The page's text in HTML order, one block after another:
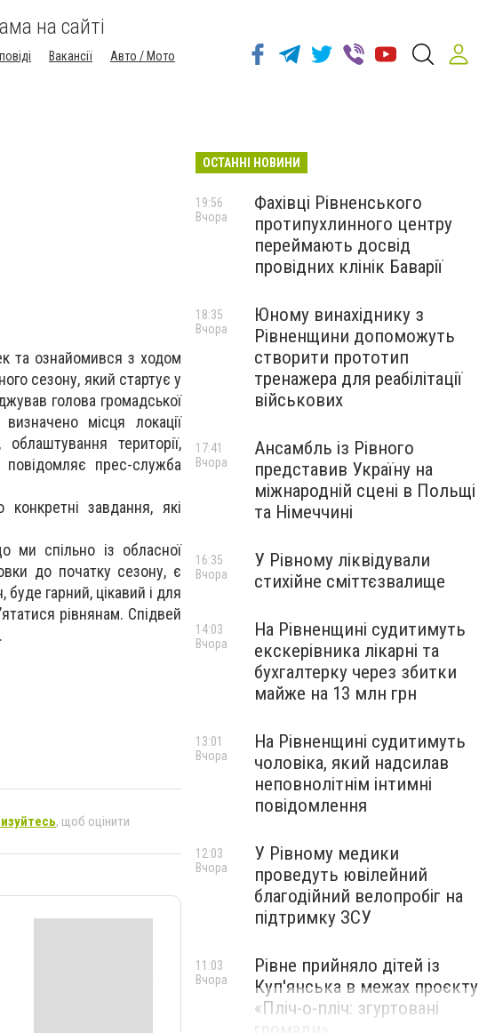
на сайті
Вакансії
Авто / Мото
та ознайомився з ходом
сезону, який стартує у
голова громадської
місця локації
території,
прес-служба
завдання, які
ми спільно із обласної
до початку сезону, є
буде гарний, цікавий і для
рівнянам. Спідвей
, щоб оцінити
ОСТАННІ НОВИНИ
Фахівці Рівненського
протипухлинного центру
переймають досвід
провідних клінік Баварії
19:56
Вчора
Юному винахіднику з
Рівненщини допоможуть
створити прототип
тренажера для реабілітації
військових
18:35
Вчора
Ансамбль із Рівного
представив Україну на
міжнародній сцені в Польщі
та Німеччині
17:41
Вчора
У Рівному ліквідували
стихійне сміттєзвалище
16:35
Вчора
На Рівненщині судитимуть
екскерівника лікарні та
бухгалтерку через збитки
майже на 13 млн грн
14:03
Вчора
На Рівненщині судитимуть
чоловіка, який надсилав
неповнолітнім інтимні
повідомлення
13:01
Вчора
У Рівному медики
проведуть ювілейний
благодійний велопробіг на
підтримку ЗСУ
12:03
Вчора
Рівне прийняло дітей із
Куп'янська в межах проєкту
«Пліч-о-пліч: згуртовані
11:03
Вчора